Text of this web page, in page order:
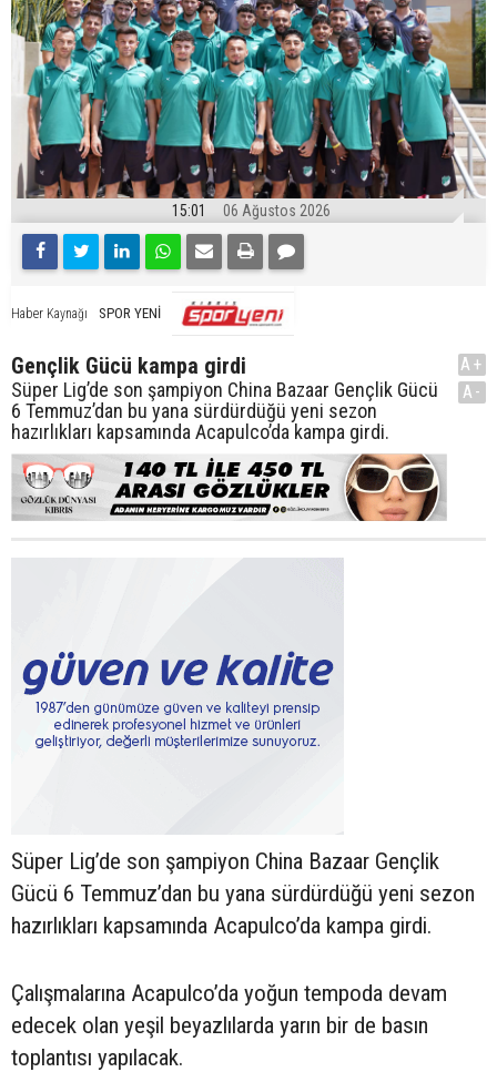
15:01 06 Ağustos 2026
Haber Kaynağı SPOR YENİ
Gençlik Gücü kampa girdi
Süper Lig’de son şampiyon China Bazaar Gençlik Gücü
6 Temmuz’dan bu yana sürdürdüğü yeni sezon
hazırlıkları kapsamında Acapulco’da kampa girdi.
A+
A-
Süper Lig’de son şampiyon China Bazaar Gençlik
Gücü 6 Temmuz’dan bu yana sürdürdüğü yeni sezon
hazırlıkları kapsamında Acapulco’da kampa girdi.
Çalışmalarına Acapulco’da yoğun tempoda devam
edecek olan yeşil beyazlılarda yarın bir de basın
toplantısı yapılacak.